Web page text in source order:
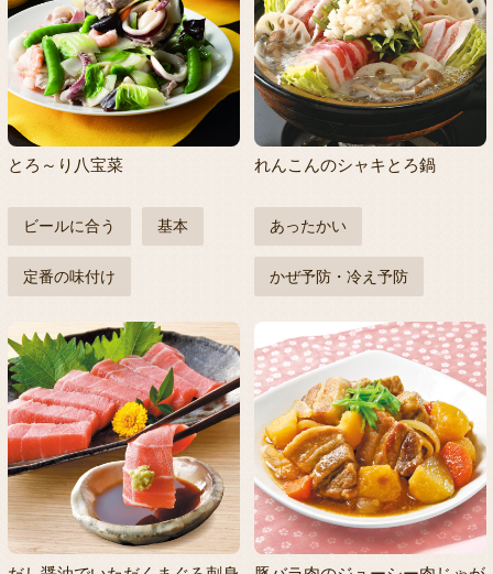
とろ～り八宝菜
ビールに合う 基本
定番の味付け
れんこんのシャキとろ鍋
あったかい
かぜ予防・冷え予防